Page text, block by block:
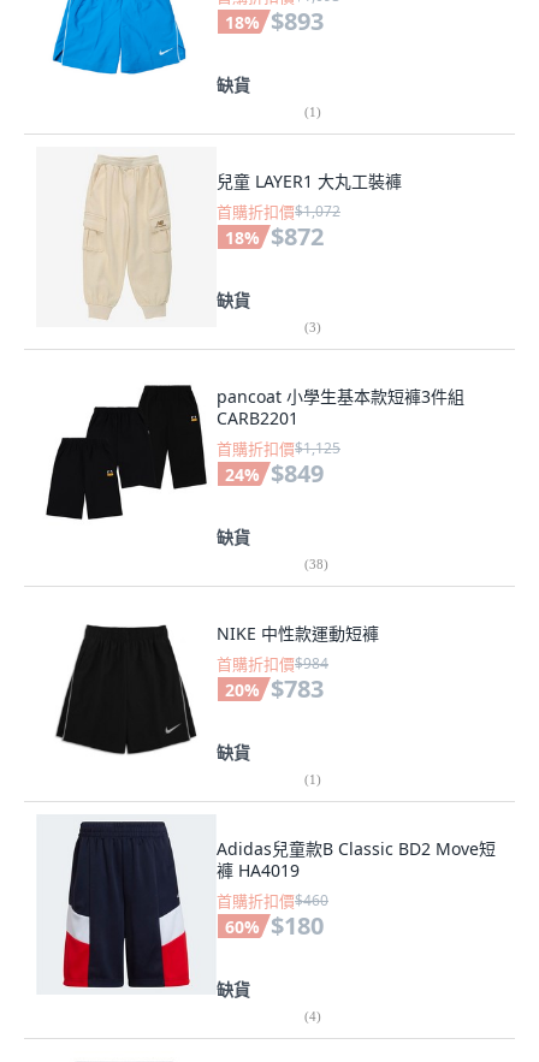
18% $893
缺貨
(1)
兒童 LAYER1 大丸工裝褲
首購折扣價$1,072
18% $872
缺貨
(3)
pancoat 小學生基本款短褲3件組
CARB2201
首購折扣價$1,125
24% $849
缺貨
(38)
NIKE 中性款運動短褲
首購折扣價$984
20% $783
缺貨
(1)
Adidas兒童款B Classic BD2 Move短
褲 HA4019
首購折扣價$460
60% $180
缺貨
(4)